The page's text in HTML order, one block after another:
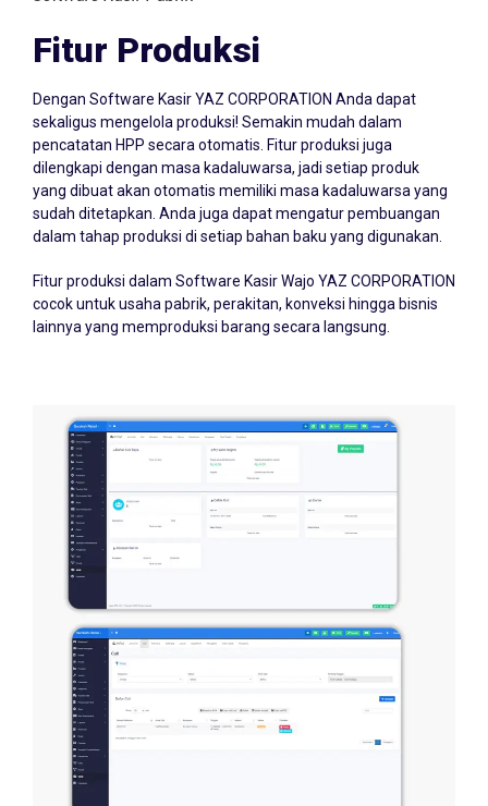
Fitur Produksi
sekaligus mengelola produksi! Semakin mudah dalam
pencatatan HPP secara otomatis. Fitur produksi juga
dilengkapi dengan masa kadaluwarsa, jadi setiap produk
yang dibuat akan otomatis memiliki masa kadaluwarsa yang
sudah ditetapkan. Anda juga dapat mengatur pembuangan
dalam tahap produksi di setiap bahan baku yang digunakan.
cocok untuk usaha pabrik, perakitan, konveksi hingga bisnis
lainnya yang memproduksi barang secara langsung.